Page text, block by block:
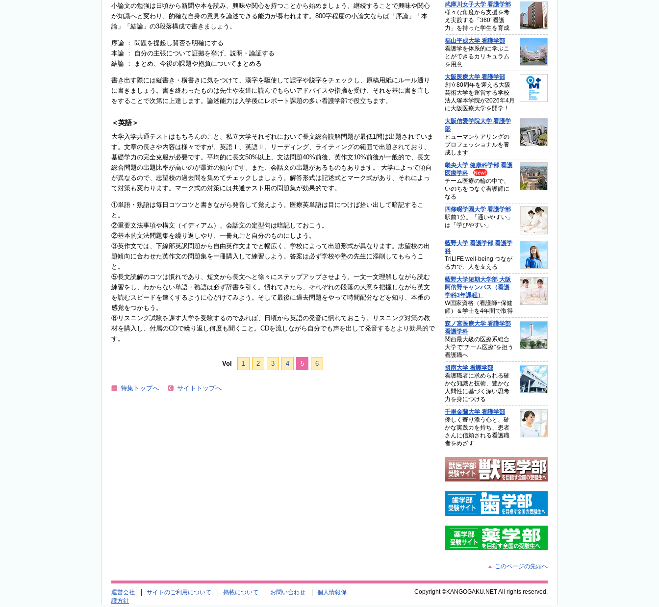
小論文の勉強は日頃から新聞や本を読み、興味や関心を持つことから始めましょう。継続することで興味や関心
が知識へと変わり、的確な自身の意見を論述できる能力が養われます。800字程度の小論文ならば「序論」「本
論」「結論」の3段落構成で書きましょう。
序論 ： 問題を提起し賛否を明確にする
本論 ： 自分の主張について証拠を挙げ、説明・論証する
結論 ： まとめ、今後の課題や抱負についてまとめる
書き出す際には縦書き・横書きに気をつけて、漢字を駆使して誤字や脱字をチェックし、原稿用紙にルール通り
に書きましょう。書き終わったものは先生や友達に読んでもらいアドバイスや指摘を受け、それを基に書き直し
をすることで次第に上達します。論述能力は入学後にレポート課題の多い看護学部で役立ちます。
＜英語＞
大学入学共通テストはもちろんのこと、私立大学それぞれにおいて長文総合読解問題が最低1問は出題されていま
す。文章の長さや内容は様々ですが、英語Ⅰ、英語Ⅱ、リーディング、ライティングの範囲で出題されており、
基礎学力の完全克服が必要です。平均的に長文50%以上、文法問題40%前後、英作文10%前後が一般的で、長文
総合問題の出題比率が高いのが最近の傾向です。また、会話文の出題があるものもあります。 大学によって傾向
が異なるので、志望校の過去問を集めてチェックしましょう。解答形式は記述式とマーク式があり、それによっ
て対策も変わります。マーク式の対策には共通テスト用の問題集が効果的です。
①単語・熟語は毎日コツコツと書きながら発音して覚えよう。医療英単語は目につけば拾い出して暗記するこ
と。
②重要文法事項や構文（イディアム）、会話文の定型句は暗記しておこう。
②基本的文法問題集を繰り返しやり、一冊丸ごと自分のものにしよう。
③英作文では、下線部英訳問題から自由英作文までと幅広く、学校によって出題形式が異なります。志望校の出
題傾向に合わせた英作文の問題集を一冊購入して練習しよう。答案は必ず学校や塾の先生に添削してもらうこ
と。
⑤長文読解のコツは慣れであり、短文から長文へと徐々にステップアップさせよう。一文一文理解しながら読む
練習をし、わからない単語・熟語は必ず辞書を引く。慣れてきたら、それぞれの段落の大意を把握しながら英文
を読むスピードを速くするように心がけてみよう。そして最後に過去問題をやって時間配分などを知り、本番の
感覚をつかもう。
⑥リスニング試験を課す大学を受験するのであれば、日頃から英語の発音に慣れておこう。リスニング対策の教
材を購入し、付属のCDで繰り返し何度も聞くこと。CDを流しながら自分でも声を出して発音するとより効果的で
す。
Vol 1 2 3 4 5 6
特集トップへ サイトトップへ
武庫川女子大学 看護学部
様々な角度から支援を考
え実践する「360°看護
力」を持った学生を育成
福山平成大学 看護学部
看護学を体系的に学ぶこ
とができるカリキュラム
を用意
大阪医療大学 看護学部
創立80周年を迎える大阪
芸術大学を運営する学校
法人塚本学院が2026年4月
に大阪医療大学を開学！
大阪信愛学院大学 看護学
部
ヒューマンケアリングの
プロフェッショナルを養
成します
畿央大学 健康科学部 看護
医療学科
チーム医療の輪の中で、
いのちをつなぐ看護師に
なる
四條畷学園大学 看護学部
駅前1分。「通いやすい」
は「学びやすい」
藍野大学 看護学部 看護学
科
TriLIFE well-being つなが
る力で、人を支える
藍野大学短期大学部 大阪
阿倍野キャンパス（看護
学科3年課程）
W国家資格（看護師+保健
師）＆学士を4年間で取得
森ノ宮医療大学 看護学部
看護学科
関西最大級の医療系総合
大学で"チーム医療"を担う
看護職へ
摂南大学 看護学部
看護職者に求められる確
かな知識と技術、豊かな
人間性に基づく深い思考
力を身につける
千里金蘭大学 看護学部
優しく寄り添う心と、確
かな実践力を持ち、患者
さんに信頼される看護職
者をめざす
このページの先頭へ
運営会社 サイトのご利用について 掲載について お問い合わせ
個人情報保
護方針
Copyright ©KANGOGAKU.NET All rights reserved.